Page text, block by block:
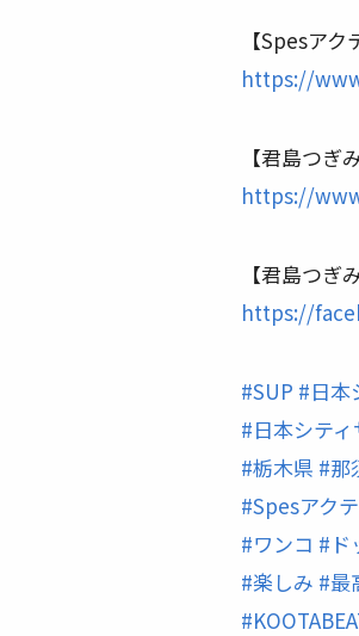
【Spesア
https://
【君島つぎ
https://
【君島つぎ
https://
#SUP #日
#日本シテ
#栃木県 #那
#Spesアク
#ワンコ #
#楽しみ #最
#